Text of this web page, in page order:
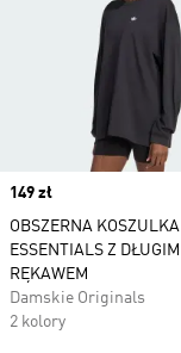
Price
149 zł
OBSZERNA KOSZULKA
ESSENTIALS Z DŁUGIM
RĘKAWEM
Damskie Originals
2 kolory